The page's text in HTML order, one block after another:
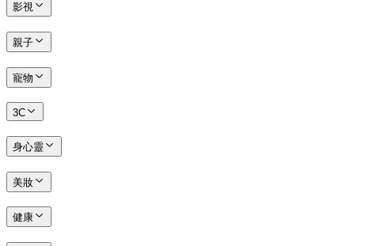
影視
親子
寵物
3C
身心靈
美妝
健康